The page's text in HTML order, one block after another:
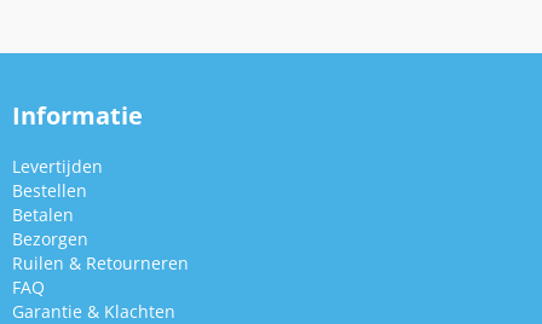
Informatie
Levertijden
Bestellen
Betalen
Bezorgen
Ruilen & Retourneren
FAQ
Garantie & Klachten